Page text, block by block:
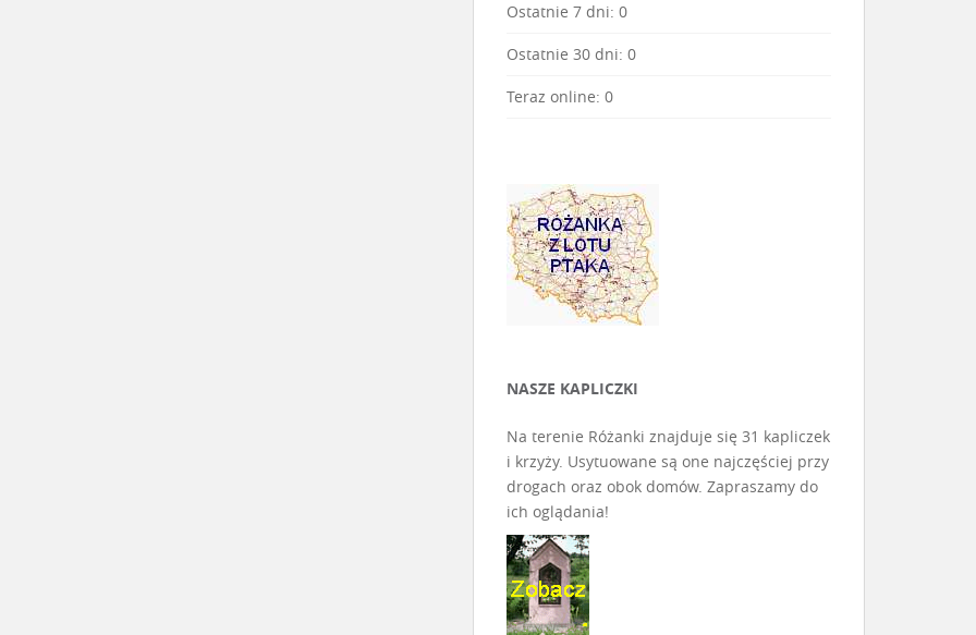
Ostatnie 7 dni: 0
Ostatnie 30 dni: 0
Teraz online: 0
NASZE KAPLICZKI
Na terenie Różanki znajduje się 31 kapliczek
i krzyży. Usytuowane są one najczęściej przy
drogach oraz obok domów. Zapraszamy do
ich oglądania!